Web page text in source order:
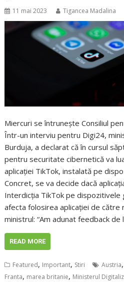
11 mai 2023 Tigancea Madalina
Miercuri se întrunește Consiliul
Într-un interviu pentru Digi24,
Burduja, a declarat că în cursul
pentru securitate cibernetică va
aplicației TikTok, instalată pe
Concret, se va decide dacă
Interdicția TikTok pe dispozitivele
afecta folosirea aplicației de către
ministrul: “Am adunat feedback de
READ MORE
Featured, Important, Stiri Austria,
Franta, marea britanie, Ministerul